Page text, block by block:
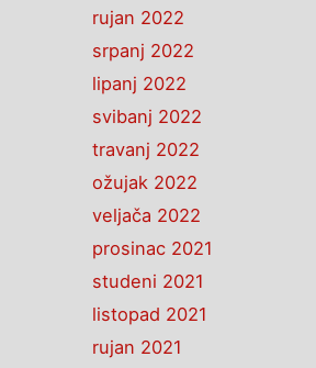
rujan 2022
srpanj 2022
lipanj 2022
svibanj 2022
travanj 2022
ožujak 2022
veljača 2022
prosinac 2021
studeni 2021
listopad 2021
rujan 2021